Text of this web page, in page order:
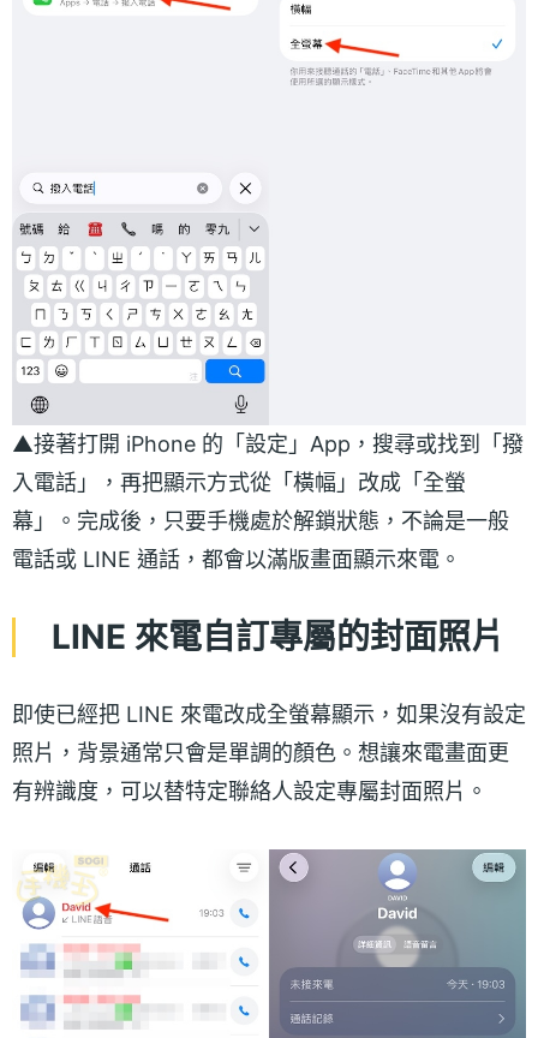
▲接著打開 iPhone 的「設定」App，搜尋或找到「撥
入電話」，再把顯示方式從「橫幅」改成「全螢
幕」。完成後，只要手機處於解鎖狀態，不論是一般
電話或 LINE 通話，都會以滿版畫面顯示來電。
LINE 來電自訂專屬的封面照片
即使已經把 LINE 來電改成全螢幕顯示，如果沒有設定
照片，背景通常只會是單調的顏色。想讓來電畫面更
有辨識度，可以替特定聯絡人設定專屬封面照片。